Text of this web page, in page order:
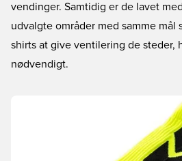
vendinger. Samtidig er de lavet
udvalgte områder med samme
shirts at give ventilering de steder,
nødvendigt.